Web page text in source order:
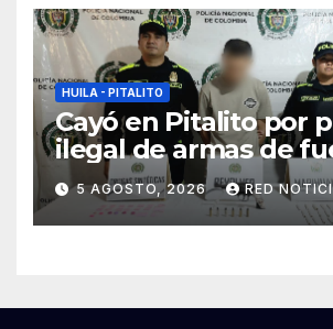
HUILA - PITALITO
Cayó en Pitalito por
ilegal de armas de
tráfico de
5 AGOSTO, 2026 RED